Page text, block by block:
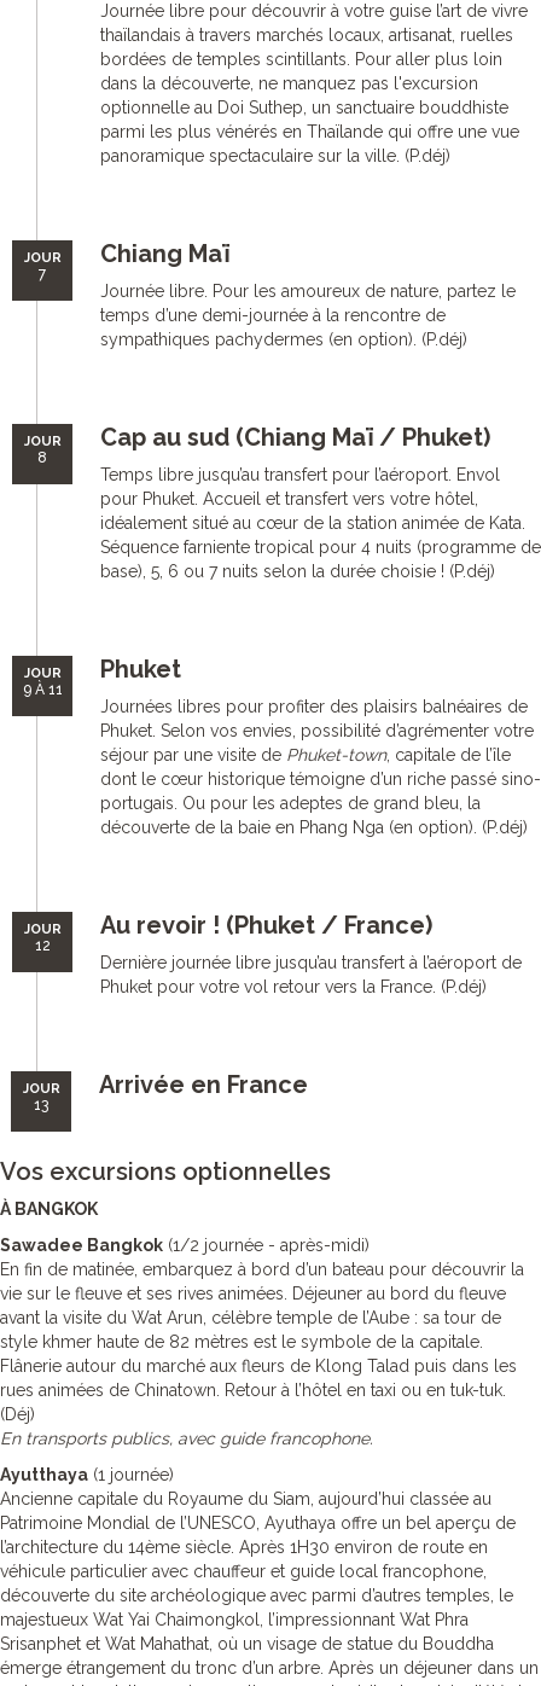
Journée libre pour découvrir à votre guise l’art de vivre
thaïlandais à travers marchés locaux, artisanat, ruelles
bordées de temples scintillants. Pour aller plus loin
dans la découverte, ne manquez pas l'excursion
optionnelle au Doi Suthep, un sanctuaire bouddhiste
parmi les plus vénérés en Thaïlande qui offre une vue
panoramique spectaculaire sur la ville. (P.déj)
JOUR
7
Chiang Maï
Journée libre. Pour les amoureux de nature, partez le
temps d’une demi-journée à la rencontre de
sympathiques pachydermes (en option). (P.déj)
JOUR
8
Cap au sud (Chiang Maï / Phuket)
Temps libre jusqu’au transfert pour l’aéroport. Envol
pour Phuket. Accueil et transfert vers votre hôtel,
idéalement situé au cœur de la station animée de Kata.
Séquence farniente tropical pour 4 nuits (programme de
base), 5, 6 ou 7 nuits selon la durée choisie ! (P.déj)
JOUR
9 À 11
Phuket
Journées libres pour profiter des plaisirs balnéaires de
Phuket. Selon vos envies, possibilité d’agrémenter votre
séjour par une visite de Phuket-town, capitale de l’île
dont le cœur historique témoigne d’un riche passé sino-
portugais. Ou pour les adeptes de grand bleu, la
découverte de la baie en Phang Nga (en option). (P.déj)
JOUR
12
Au revoir ! (Phuket / France)
Dernière journée libre jusqu’au transfert à l’aéroport de
Phuket pour votre vol retour vers la France. (P.déj)
JOUR
13
Arrivée en France
Vos excursions optionnelles
À BANGKOK
Sawadee Bangkok (1/2 journée - après-midi)
En fin de matinée, embarquez à bord d’un bateau pour découvrir la
vie sur le fleuve et ses rives animées. Déjeuner au bord du fleuve
avant la visite du Wat Arun, célèbre temple de l’Aube : sa tour de
style khmer haute de 82 mètres est le symbole de la capitale.
Flânerie autour du marché aux fleurs de Klong Talad puis dans les
rues animées de Chinatown. Retour à l’hôtel en taxi ou en tuk-tuk.
(Déj)
En transports publics, avec guide francophone.
Ayutthaya (1 journée)
Ancienne capitale du Royaume du Siam, aujourd’hui classée au
Patrimoine Mondial de l’UNESCO, Ayuthaya offre un bel aperçu de
l’architecture du 14ème siècle. Après 1H30 environ de route en
véhicule particulier avec chauffeur et guide local francophone,
découverte du site archéologique avec parmi d’autres temples, le
majestueux Wat Yai Chaimongkol, l’impressionnant Wat Phra
Srisanphet et Wat Mahathat, où un visage de statue du Bouddha
émerge étrangement du tronc d’un arbre. Après un déjeuner dans un